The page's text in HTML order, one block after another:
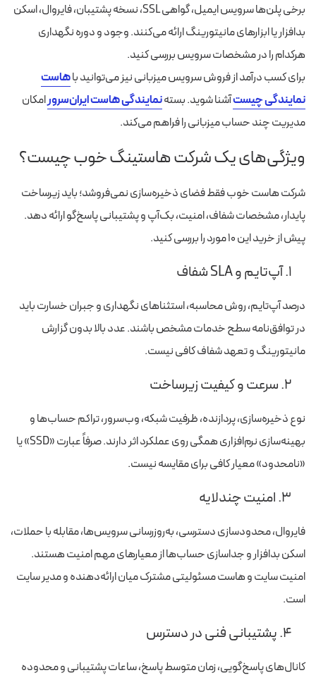
برخی پلن‌ها سرویس ایمیل، گواهی SSL، نسخه پشتیبان، فایروال، اسکن
بدافزار یا ابزارهای مانیتورینگ ارائه می‌کنند. وجود و دوره نگهداری
هرکدام را در مشخصات سرویس بررسی کنید.
برای کسب درآمد از فروش سرویس میزبانی نیز می‌توانید باهاست
نمایندگی چیستآشنا شوید. بستهنمایندگی هاست ایران‌سرورامکان
مدیریت چند حساب میزبانی را فراهم می‌کند.
ویژگی‌های یک شرکت هاستینگ خوب چیست؟
شرکت هاست خوب فقط فضای ذخیره‌سازی نمی‌فروشد؛ باید زیرساخت
پایدار، مشخصات شفاف، امنیت، بک‌آپ و پشتیبانی پاسخ‌گو ارائه دهد.
پیش از خرید این ۱۰ مورد را بررسی کنید.
۱. آپ‌تایم و SLA شفاف
درصد آپ‌تایم، روش محاسبه، استثناهای نگهداری و جبران خسارت باید
در توافق‌نامه سطح خدمات مشخص باشند. عدد بالا بدون گزارش
مانیتورینگ و تعهد شفاف کافی نیست.
۲. سرعت و کیفیت زیرساخت
نوع ذخیره‌سازی، پردازنده، ظرفیت شبکه، وب‌سرور، تراکم حساب‌ها و
بهینه‌سازی نرم‌افزاری همگی روی عملکرد اثر دارند. صرفاً عبارت «SSD» یا
«نامحدود» معیار کافی برای مقایسه نیست.
۳. امنیت چندلایه
فایروال، محدودسازی دسترسی، به‌روزرسانی سرویس‌ها، مقابله با حملات،
اسکن بدافزار و جداسازی حساب‌ها از معیارهای مهم امنیت هستند.
امنیت سایت و هاست مسئولیتی مشترک میان ارائه‌دهنده و مدیر سایت
است.
۴. پشتیبانی فنی در دسترس
کانال‌های پاسخ‌گویی، زمان متوسط پاسخ، ساعات پشتیبانی و محدوده